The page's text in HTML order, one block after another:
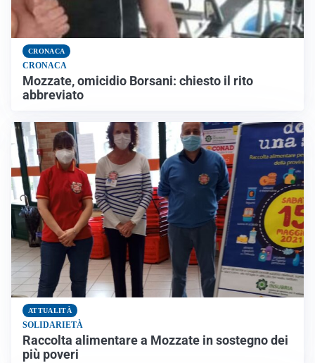
CRONACA
CRONACA
Mozzate, omicidio Borsani: chiesto il rito
abbreviato
ATTUALITÀ
SOLIDARIETÀ
Raccolta alimentare a Mozzate in sostegno dei
più poveri